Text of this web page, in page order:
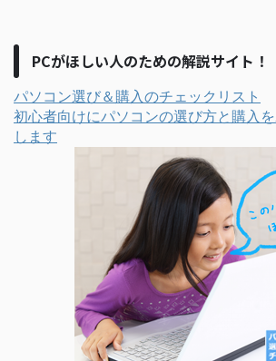
PCがほしい人のための解説サイト！
パソコン選び＆購入のチェックリスト
初心者向けにパソコンの選び方と購入
します